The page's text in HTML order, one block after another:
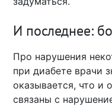
И последнее:
Про нарушения
при диабете врачи
оказывается, что и
связаны с